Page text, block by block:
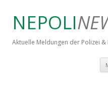
NEPOLI
Aktuelle Meldungen der Polizei &